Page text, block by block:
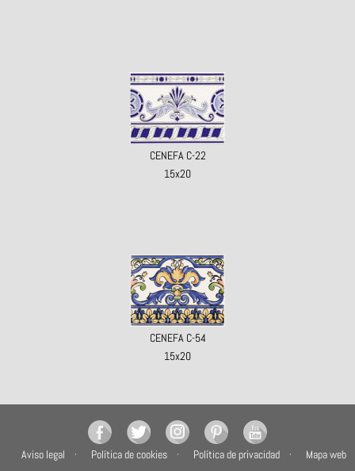
CENEFA C-22
15x20
CENEFA C-54
15x20
Aviso legal Política de cookies Política de privacidad Mapa web